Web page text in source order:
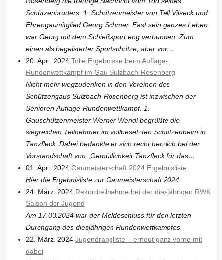
Schützenbruders, 1. Schützenmeister von Tell Vilseck und
Ehrengaumitglied Georg Schmer. Fast sein ganzes Leben
war Georg mit dem Schießsport eng verbunden. Zum
einen als begeisterter Sportschütze, aber vor…
20. Apr.. 2024 Tolle Ergebnisse beim Auflage-
Rundenwettkampf im Gau Sulzbach-Rosenberg
Nicht mehr wegzudenken in den Vereinen des
Schützengaus Sulzbach-Rosenberg ist inzwischen der
Senioren-Auflage-Rundenwettkampf. 1.
Gauschützenmeister Werner Wendl begrüßte die
siegreichen Teilnehmer im vollbesetzten Schützenheim in
Tanzfleck. Dabei bedankte er sich recht herzlich bei der
Vorstandschaft von „Gemütlichkeit Tanzfleck für das…
01. Apr.. 2024 Gaumeisterschaft 2024 Ergebnisliste
Hier die Ergebnisliste zur Gaumeisterschaft 2024
24. März. 2024 Rekordteilnahme bei der diesjährigen RWK
Saison der Jugend
Am 17.03.2024 war der Meldeschluss für den letzten
Durchgang des diesjährigen Rundenwettkampfes.
22. März. 2024 Jugendrangliste – erneut ganz vorne mit
dabei